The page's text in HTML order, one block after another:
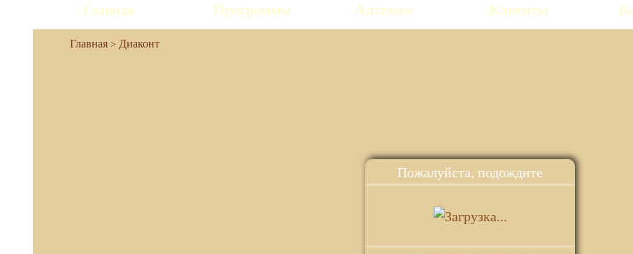
Пожалуйста, подождите
Главная Программы Аптекам Клиенты
Диаконт